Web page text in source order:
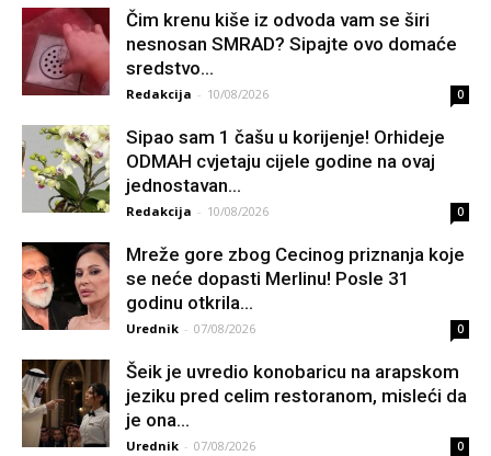
Čim krenu kiše iz odvoda vam se širi
nesnosan SMRAD? Sipajte ovo domaće
sredstvo...
Redakcija - 10/08/2026 0
Sipao sam 1 čašu u korijenje! Orhideje
ODMAH cvjetaju cijele godine na ovaj
jednostavan...
Redakcija - 10/08/2026 0
Mreže gore zbog Cecinog priznanja koje
se neće dopasti Merlinu! Posle 31
godinu otkrila...
Urednik - 07/08/2026 0
Šeik je uvredio konobaricu na arapskom
jeziku pred celim restoranom, misleći da
je ona...
Urednik - 07/08/2026 0